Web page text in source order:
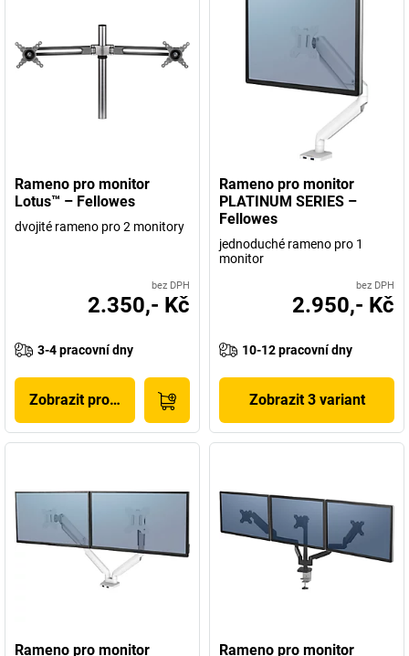
Rameno pro monitor
Lotus™ – Fellowes
dvojité rameno pro 2 monitory
bez DPH
2.350,- Kč
3-4 pracovní dny
Zobrazit produkt
Rameno pro monitor
PLATINUM SERIES –
Fellowes
jednoduché rameno pro 1
monitor
bez DPH
2.950,- Kč
10-12 pracovní dny
Zobrazit 3 variant
Rameno pro monitor
Rameno pro monitor